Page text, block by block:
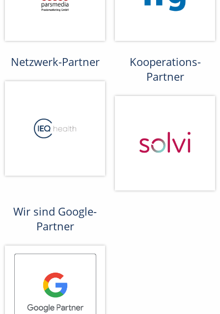
Netzwerk-Partner
Kooperations-
Partner
Wir sind Google-
Partner